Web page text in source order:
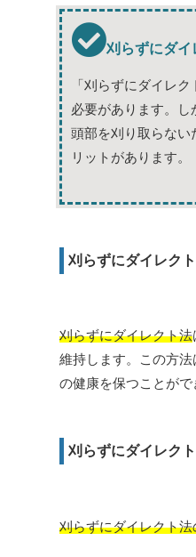
刈らずにダイ
「刈らずにダイレ
必要があります。
頭部を刈り取らない
リットがあります。
刈らずにダイレク
刈らずにダイレクト法
維持します。この方
の健康を保つことがで
刈らずにダイレク
刈らずにダイレクト